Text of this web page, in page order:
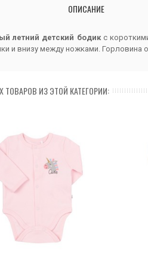
ОПИСАНИЕ
летний детский бодикс
и внизу между ножками.
ТОВАРОВ ИЗ ЭТОЙ КАТЕГОРИИ: